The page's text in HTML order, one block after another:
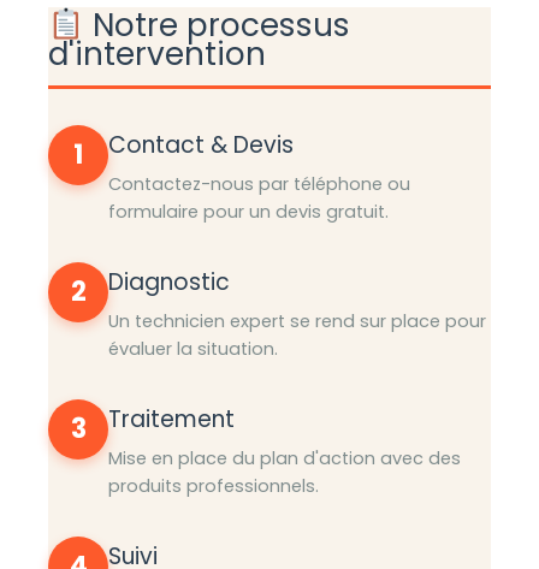
Notre processus
d'intervention
1 Contact & Devis
Contactez-nous par téléphone ou
formulaire pour un devis gratuit.
2 Diagnostic
Un technicien expert se rend sur place pour
évaluer la situation.
3 Traitement
Mise en place du plan d'action avec des
produits professionnels.
Suivi